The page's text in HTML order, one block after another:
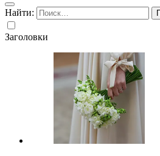
Найти:
Заголовки